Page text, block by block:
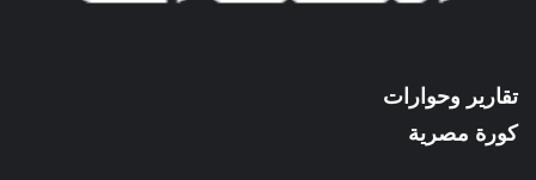
تقارير وحوارات
كورة مصرية